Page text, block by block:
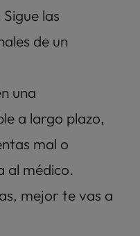
las
de un
una
a largo plazo,
mal o
al médico.
mejor te vas a